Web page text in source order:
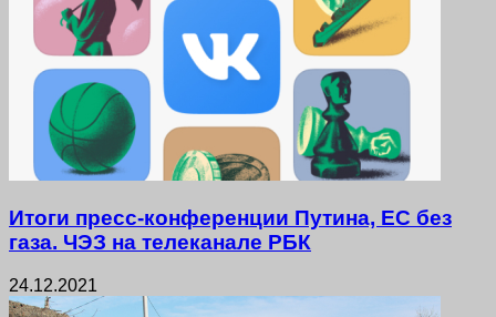
Итоги пресс-конференции Путина, ЕС без
газа. ЧЭЗ на телеканале РБК
24.12.2021